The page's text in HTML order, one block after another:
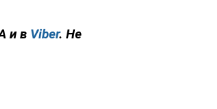
и в Viber. Не